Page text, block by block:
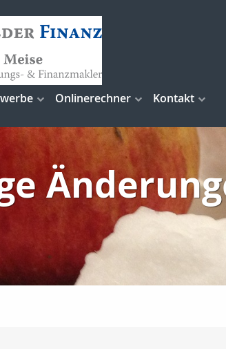
Onlinerechner Kontakt